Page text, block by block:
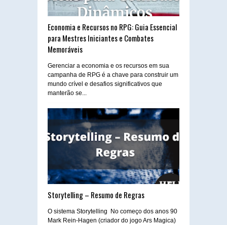
Economia e Recursos no RPG: Guia Essencial
para Mestres Iniciantes e Combates
Memoráveis
Gerenciar a economia e os recursos em sua
campanha de RPG é a chave para construir um
mundo crível e desafios significativos que
manterão se...
Storytelling – Resumo de Regras
O sistema Storytelling No começo dos anos 90
Mark Rein-Hagen (criador do jogo Ars Magica)